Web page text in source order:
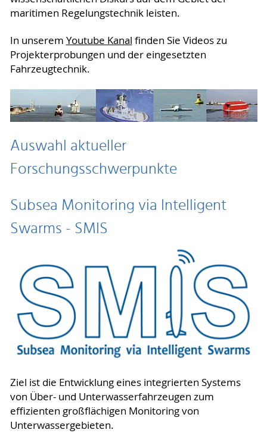
maritimen Regelungstechnik leisten.
In unserem Youtube Kanal finden Sie Videos zu
Projekterprobungen und der eingesetzten
Fahrzeugtechnik.
Auswahl aktueller
Forschungsschwerpunkte
Subsea Monitoring via Intelligent
Swarms - SMIS
Ziel ist die Entwicklung eines integrierten Systems
von Über- und Unterwasserfahrzeugen zum
effizienten großflächigen Monitoring von
Unterwassergebieten.